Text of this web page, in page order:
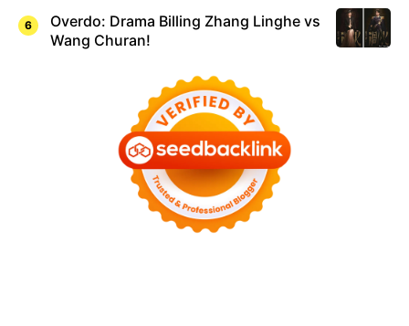
Overdo: Drama Billing Zhang Linghe vs
Wang Churan!